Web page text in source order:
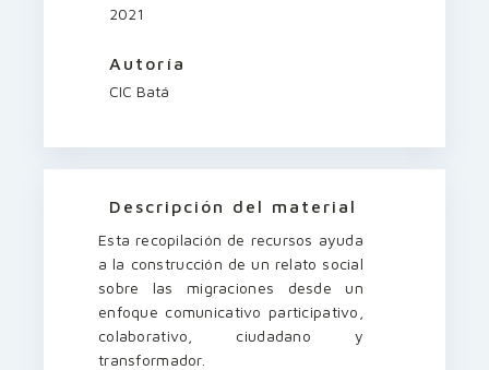
2021
Autoría
CIC Batá
Descripción del material
Esta recopilación de recursos ayuda
a la construcción de un relato social
sobre las migraciones desde un
enfoque comunicativo participativo,
colaborativo, ciudadano y
transformador.